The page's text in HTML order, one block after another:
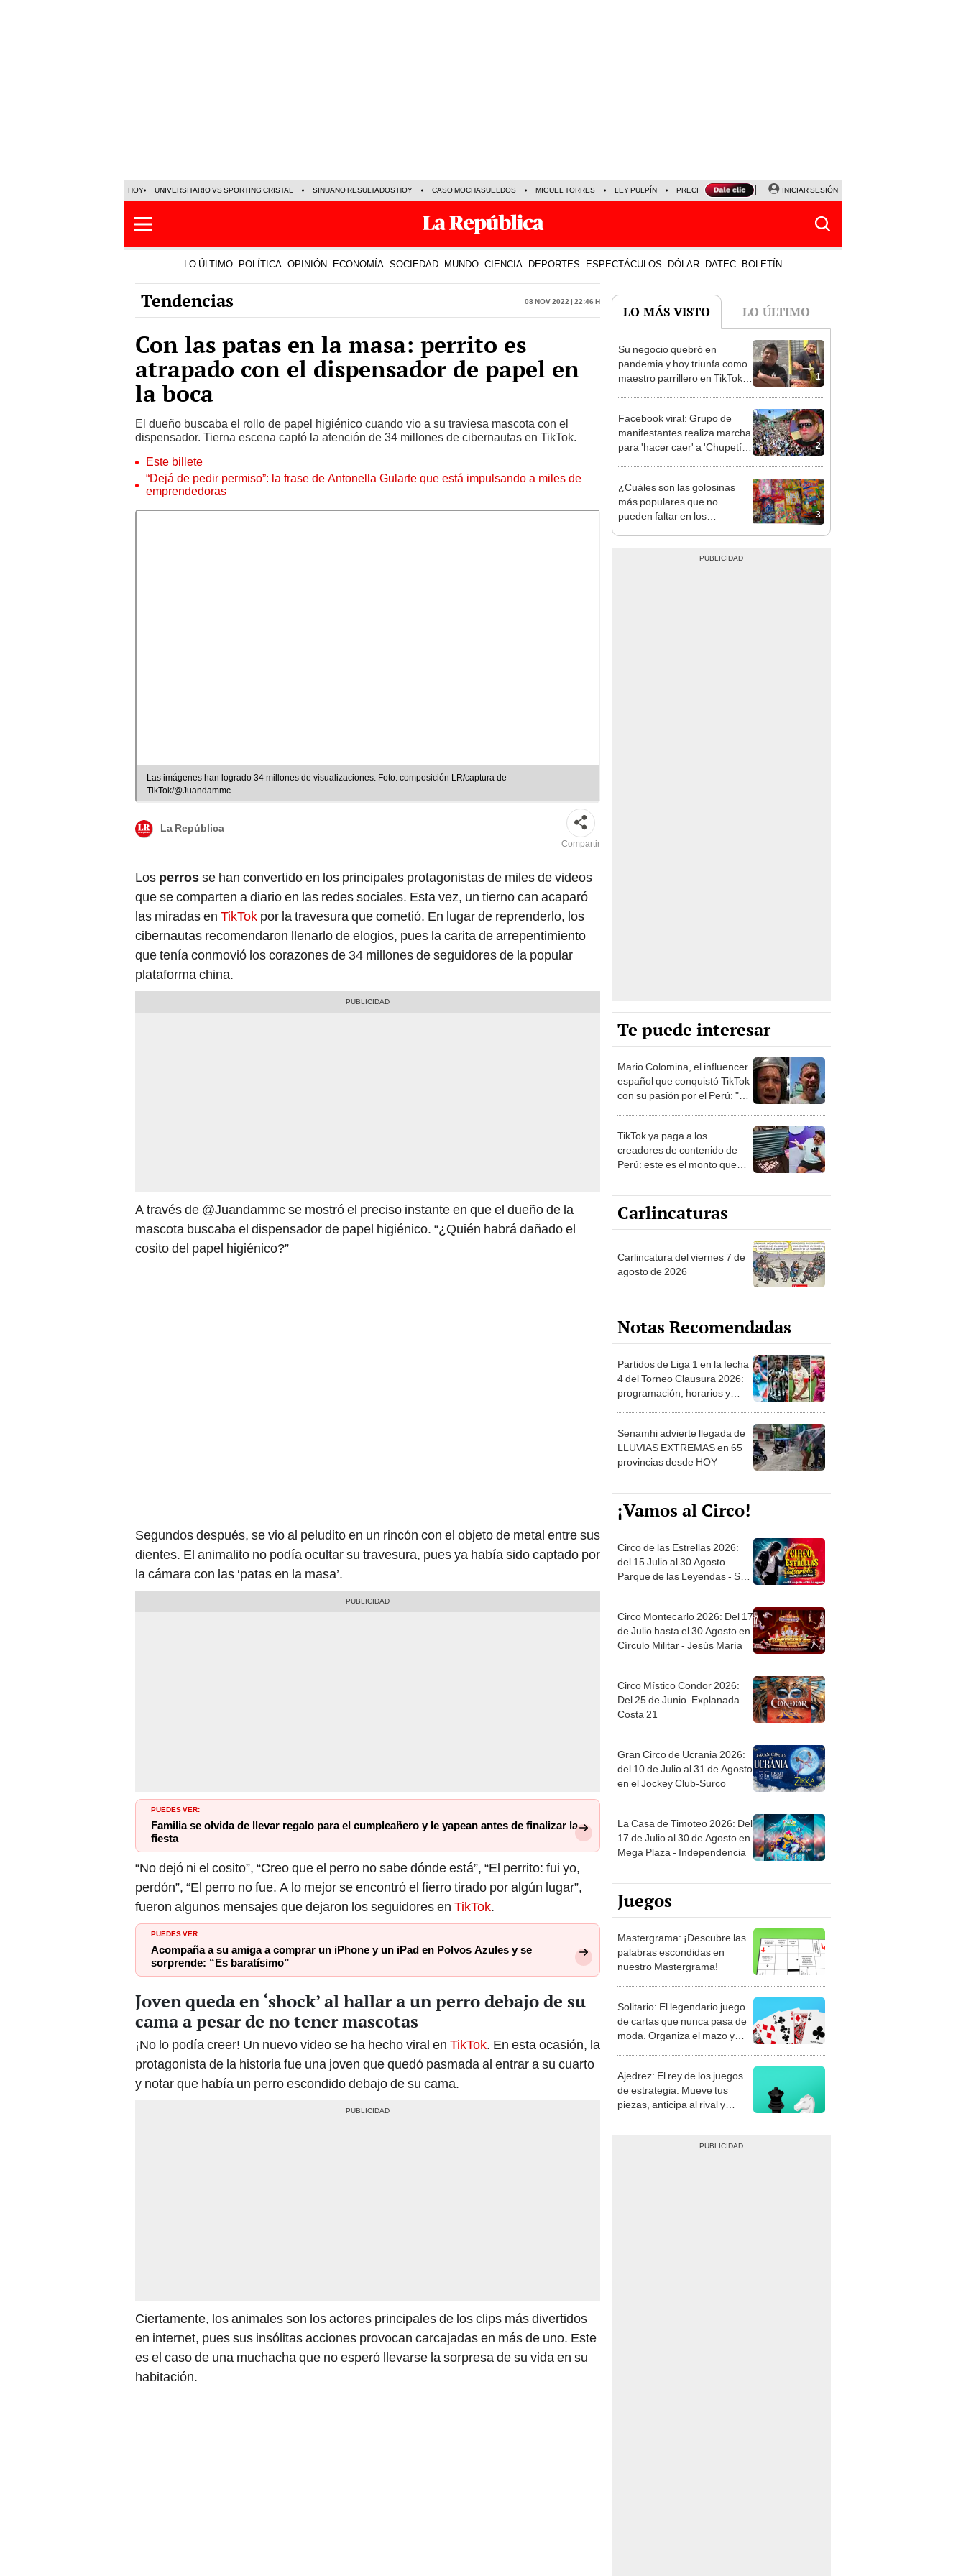
HOY UNIVERSITARIO VS SPORTING CRISTAL SINUANO RESULTADOS HOY CASO MOCHASUELDOS MIGUEL TORRES LEY PULPÍN PRECIO DEL DÓLAR CORTE DE LUZ VIERNES 7 DE AGOSTO
INICIAR SESIÓN
LO ÚLTIMO POLÍTICA OPINIÓN ECONOMÍA SOCIEDAD MUNDO CIENCIA DEPORTES ESPECTÁCULOS DÓLAR DATEC BOLETÍN
Tendencias 08 Nov 2022 | 22:46 h
Con las patas en la masa: perrito es
atrapado con el dispensador de papel en
la boca
El dueño buscaba el rollo de papel higiénico cuando vio a su traviesa mascota con el
dispensador. Tierna escena captó la atención de 34 millones de cibernautas en TikTok.
Este billete
“Dejá de pedir permiso”: la frase de Antonella Gularte que está impulsando a miles de
emprendedoras
Las imágenes han logrado 34 millones de visualizaciones. Foto: composición LR/captura de
TikTok/@Juandammc
La República
Compartir
Los perrosse han convertido en los principales protagonistas de miles de videos
que se comparten a diario en las redes sociales. Esta vez, un tierno can acaparó
las miradas en TikTok por la travesura que cometió. En lugar de reprenderlo, los
cibernautas recomendaron llenarlo de elogios, pues la carita de arrepentimiento
que tenía conmovió los corazones de 34 millones de seguidores de la popular
plataforma china.
A través de @Juandammc se mostró el preciso instante en que el dueño de la
mascota buscaba el dispensador de papel higiénico. “¿Quién habrá dañado el
cosito del papel higiénico?”
Segundos después, se vio al peludito en un rincón con el objeto de metal entre sus
dientes. El animalito no podía ocultar su travesura, pues ya había sido captado por
la cámara con las ‘patas en la masa’.
PUEDES VER:
Familia se olvida de llevar regalo para el cumpleañero y le yapean antes de finalizar la
fiesta
“No dejó ni el cosito”, “Creo que el perro no sabe dónde está”, “El perrito: fui yo,
perdón”, “El perro no fue. A lo mejor se encontró el fierro tirado por algún lugar”,
fueron algunos mensajes que dejaron los seguidores en TikTok.
PUEDES VER:
Acompaña a su amiga a comprar un iPhone y un iPad en Polvos Azules y se
sorprende: “Es baratísimo”
Joven queda en ‘shock’ al hallar a un perro debajo de su
cama a pesar de no tener mascotas
¡No lo podía creer! Un nuevo video se ha hecho viral en TikTok. En esta ocasión, la
protagonista de la historia fue una joven que quedó pasmada al entrar a su cuarto
y notar que había un perro escondido debajo de su cama.
Ciertamente, los animales son los actores principales de los clips más divertidos
en internet, pues sus insólitas acciones provocan carcajadas en más de uno. Este
es el caso de una muchacha que no esperó llevarse la sorpresa de su vida en su
habitación.
LO MÁS VISTO LO ÚLTIMO
1
Su negocio quebró en
pandemia y hoy triunfa como
maestro parrillero en TikTok
2
Facebook viral: Grupo de
manifestantes realiza marcha
para 'hacer caer' a 'Chupetín
3
¿Cuáles son las golosinas
más populares que no
pueden faltar en los
Te puede interesar
Mario Colomina, el influencer
español que conquistó TikTok
con su pasión por el Perú: "Mi
TikTok ya paga a los
creadores de contenido de
Perú: este es el monto que
1.000 vistas
Carlincaturas
Carlincatura del viernes 7 de
agosto de 2026
Notas Recomendadas
Partidos de Liga 1 en la fecha
4 del Torneo Clausura 2026:
programación, horarios y
Senamhi advierte llegada de
LLUVIAS EXTREMAS en 65
provincias desde HOY
¡Vamos al Circo!
Circo de las Estrellas 2026:
del 15 Julio al 30 Agosto.
Parque de las Leyendas - San
Circo Montecarlo 2026: Del 17
de Julio hasta el 30 Agosto en
Círculo Militar - Jesús María
Circo Místico Condor 2026:
Del 25 de Junio. Explanada
Costa 21
Gran Circo de Ucrania 2026:
del 10 de Julio al 31 de Agosto
en el Jockey Club-Surco
La Casa de Timoteo 2026: Del
17 de Julio al 30 de Agosto en
Mega Plaza - Independencia
Juegos
Mastergrama: ¡Descubre las
palabras escondidas en
nuestro Mastergrama!
Solitario: El legendario juego
de cartas que nunca pasa de
moda. Organiza el mazo y
Ajedrez: El rey de los juegos
de estrategia. Mueve tus
piezas, anticipa al rival y